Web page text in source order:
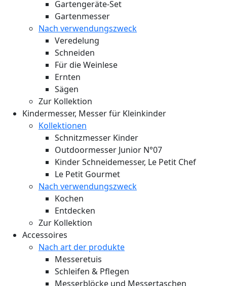
Gartengeräte-Set
Gartenmesser
Nach verwendungszweck
Veredelung
Schneiden
Für die Weinlese
Ernten
Sägen
Zur Kollektion
Kindermesser, Messer für Kleinkinder
Kollektionen
Schnitzmesser Kinder
Outdoormesser Junior N°07
Kinder Schneidemesser, Le Petit Chef
Le Petit Gourmet
Nach verwendungszweck
Kochen
Entdecken
Zur Kollektion
Accessoires
Nach art der produkte
Messeretuis
Schleifen & Pflegen
Messerblöcke und Messertaschen